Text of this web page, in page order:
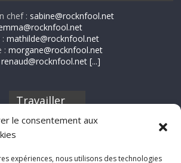
le consentement aux
expériences, nous utilisons des technologies
chef : sabine@rocknfool.net
:mathilde@rocknfool.net
:morgane@rocknfool.net
renaud@rocknfool.net [...]
Travailler
Si tu souhaites